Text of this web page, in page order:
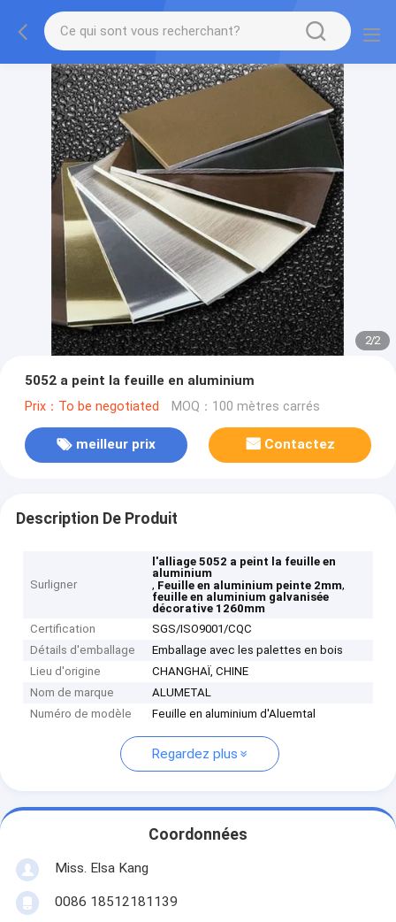
2/2
5052 a peint la feuille en aluminium
Prix：To be negotiated MOQ：100 mètres carrés
meilleur prix Contactez
Description De Produit
Surligner
l'alliage 5052 a peint la feuille en
aluminium
, Feuille en aluminium peinte 2mm,
feuille en aluminium galvanisée
décorative 1260mm
Certification
SGS/ISO9001/CQC
Détails d'emballage
Emballage avec les palettes en bois
Lieu d'origine
CHANGHAÏ, CHINE
Nom de marque
ALUMETAL
Numéro de modèle
Feuille en aluminium d'Aluemtal
Regardez plus
Coordonnées
Miss. Elsa Kang
0086 18512181139